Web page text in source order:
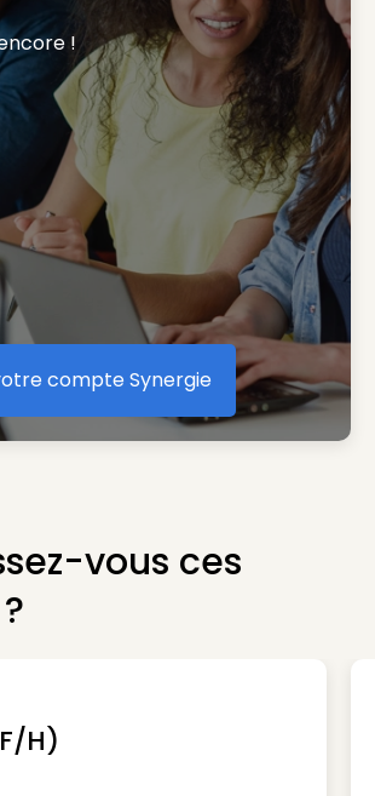
!
Créer votre compte Synergie
compte Synergie
vous ces
H)